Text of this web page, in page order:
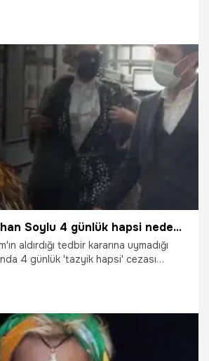
Sisi lakaplı Seyhan Soylu 4 günlük hapsi nedeniyle cezaevinde
aldırdığı tedbir kararına uymadığı
4 günlük 'tazyik hapsi' cezası